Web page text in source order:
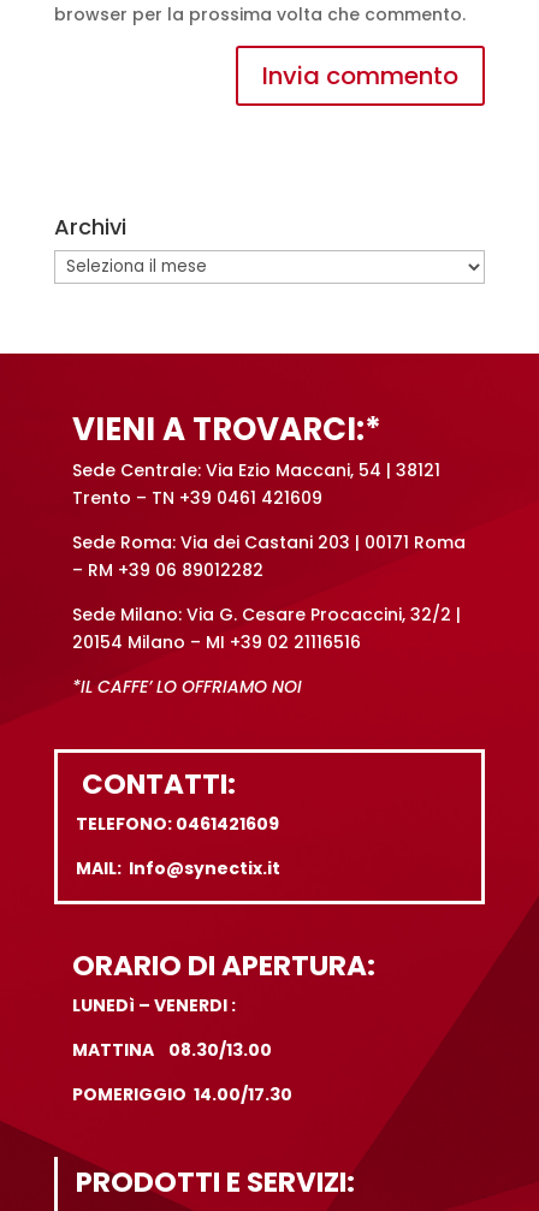
browser per la prossima volta che commento.
r
n
a
Archivi
Archivi
VIENI A TROVARCI:*
Sede Centrale: Via Ezio Maccani, 54 | 38121
Trento – TN +39 0461 421609
Sede Roma: Via dei Castani 203 | 00171 Roma
– RM +39 06 89012282
Sede Milano: Via G. Cesare Procaccini, 32/2 |
20154 Milano – MI +39 02 21116516
*IL CAFFE’ LO OFFRIAMO NOI
CONTATTI:
TELEFONO: 0461421609
MAIL: Info@synectix.it
ORARIO DI APERTURA:
LUNEDì – VENERDI :
MATTINA 08.30/13.00
POMERIGGIO 14.00/17.30
PRODOTTI E SERVIZI: